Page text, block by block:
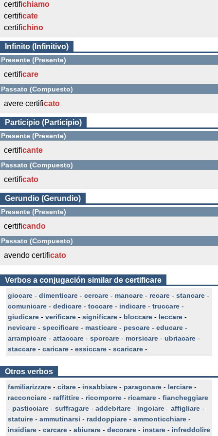
certifichiamo
certificate
certifichino
Infinito (Infinitivo)
Presente (Presente)
certificare
Passato (Compuesto)
avere certificato
Participio (Participio)
Presente (Presente)
certificante
Passato (Compuesto)
certificato
Gerundio (Gerundio)
Presente (Presente)
certificando
Passato (Compuesto)
avendo certificato
Verbos a conjugación similar de certificare
giocare - dimenticare - cercare - mancare - recare - stancare -
comunicare - dedicare - toccare - indicare - truccare -
giudicare - verificare - significare - bloccare - leccare -
nevicare - specificare - masticare - pescare - educare -
arrampicare - attaccare - sporcare - morsicare - ubriacare -
staccare - caricare - essiccare - scaricare -
Otros verbos
familiarizzare - citare - insabbiare - paragonare - lerciare -
racconciare - raffittire - ricomporre - ricamare - fiancheggiare
- pasticciare - suffragare - addebitare - ingoiare - affigliare -
statuire - ammutinarsi - raddoppiare - ammonticchiare -
insidiare - carcare - abiurare - decorare - instare - infreddolire